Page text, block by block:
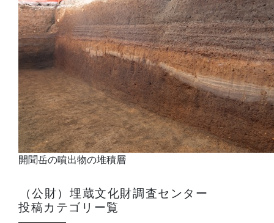
（公財）埋蔵文化財調査センター
投稿カテゴリー覧
開聞岳の噴出物の堆積層